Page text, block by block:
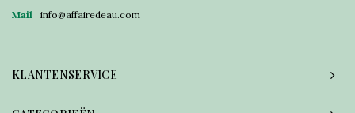
Mail
info@affairedeau.com
KLANTENSERVICE